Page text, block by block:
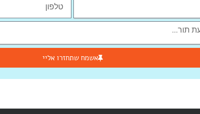
אשמח שתחזרו אליי